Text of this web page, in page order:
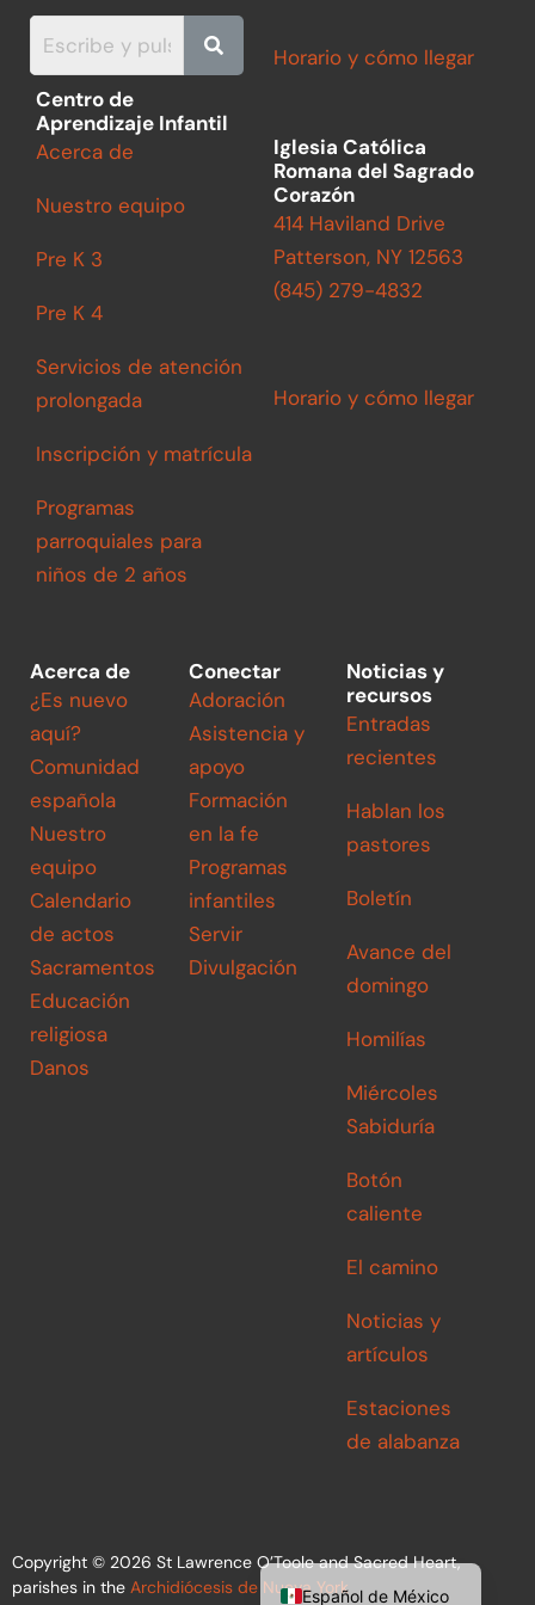
o
o
k
g
r
a
b
e
e
r
Centro de
Aprendizaje Infantil
Acerca de
Nuestro equipo
Pre K 3
Pre K 4
Servicios de atención
prolongada
Inscripción y matrícula
Programas
parroquiales para
niños de 2 años
Horario y cómo llegar
Iglesia Católica
Romana del Sagrado
Corazón
414 Haviland Drive
Patterson, NY 12563
(845) 279-4832
Horario y cómo llegar
Acerca de
¿Es nuevo
aquí?
Comunidad
española
Nuestro
equipo
Calendario
de actos
Sacramentos
Educación
religiosa
Danos
Conectar
Adoración
Asistencia y
apoyo
Formación
en la fe
Programas
infantiles
Servir
Divulgación
Noticias y
recursos
Entradas
recientes
Hablan los
pastores
Boletín
Avance del
domingo
Homilías
Miércoles
Sabiduría
Botón
caliente
El camino
Noticias y
artículos
Estaciones
de alabanza
Copyright © 2026 St Lawrence O’Toole and Sacred Heart,
parishes in the Archidiócesis de Nueva YorkEspañol de México
English